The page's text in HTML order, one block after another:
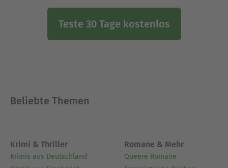
Teste 30 Tage kostenlos
Beliebte Themen
Krimi & Thriller
Krimis aus Deutschland
Romane & Mehr
Queere Romane